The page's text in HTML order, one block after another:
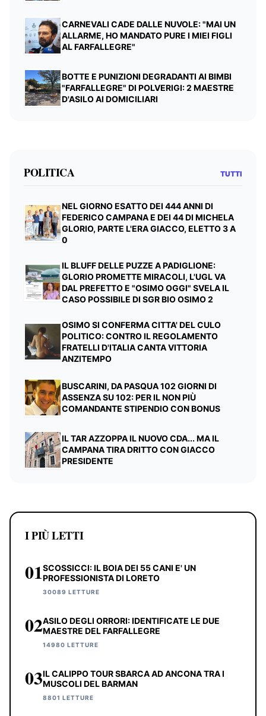
CARNEVALI CADE DALLE NUVOLE: "MAI UN
ALLARME, HO MANDATO PURE I MIEI FIGLI
AL FARFALLEGRE"
BOTTE E PUNIZIONI DEGRADANTI AI BIMBI
"FARFALLEGRE" DI POLVERIGI: 2 MAESTRE
D'ASILO AI DOMICILIARI
POLITICA TUTTI
NEL GIORNO ESATTO DEI 444 ANNI DI
FEDERICO CAMPANA E DEI 44 DI MICHELA
GLORIO, PARTE L'ERA GIACCO, ELETTO 3 A
0
IL BLUFF DELLE PUZZE A PADIGLIONE:
GLORIO PROMETTE MIRACOLI, L'UGL VA
DAL PREFETTO E "OSIMO OGGI" SVELA IL
CASO POSSIBILE DI SGR BIO OSIMO 2
OSIMO SI CONFERMA CITTA' DEL CULO
POLITICO: CONTRO IL REGOLAMENTO
FRATELLI D'ITALIA CANTA VITTORIA
ANZITEMPO
BUSCARINI, DA PASQUA 102 GIORNI DI
ASSENZA SU 102: PER IL NON PIÙ
COMANDANTE STIPENDIO CON BONUS
IL TAR AZZOPPA IL NUOVO CDA... MA IL
CAMPANA TIRA DRITTO CON GIACCO
PRESIDENTE
I PIÙ LETTI
01SCOSSICCI: IL BOIA DEI 55 CANI E' UN
PROFESSIONISTA DI LORETO
30089 LETTURE
02ASILO DEGLI ORRORI: IDENTIFICATE LE DUE
MAESTRE DEL FARFALLEGRE
14980 LETTURE
03IL CALIPPO TOUR SBARCA AD ANCONA TRA I
MUSCOLI DEL BARMAN
8801 LETTURE